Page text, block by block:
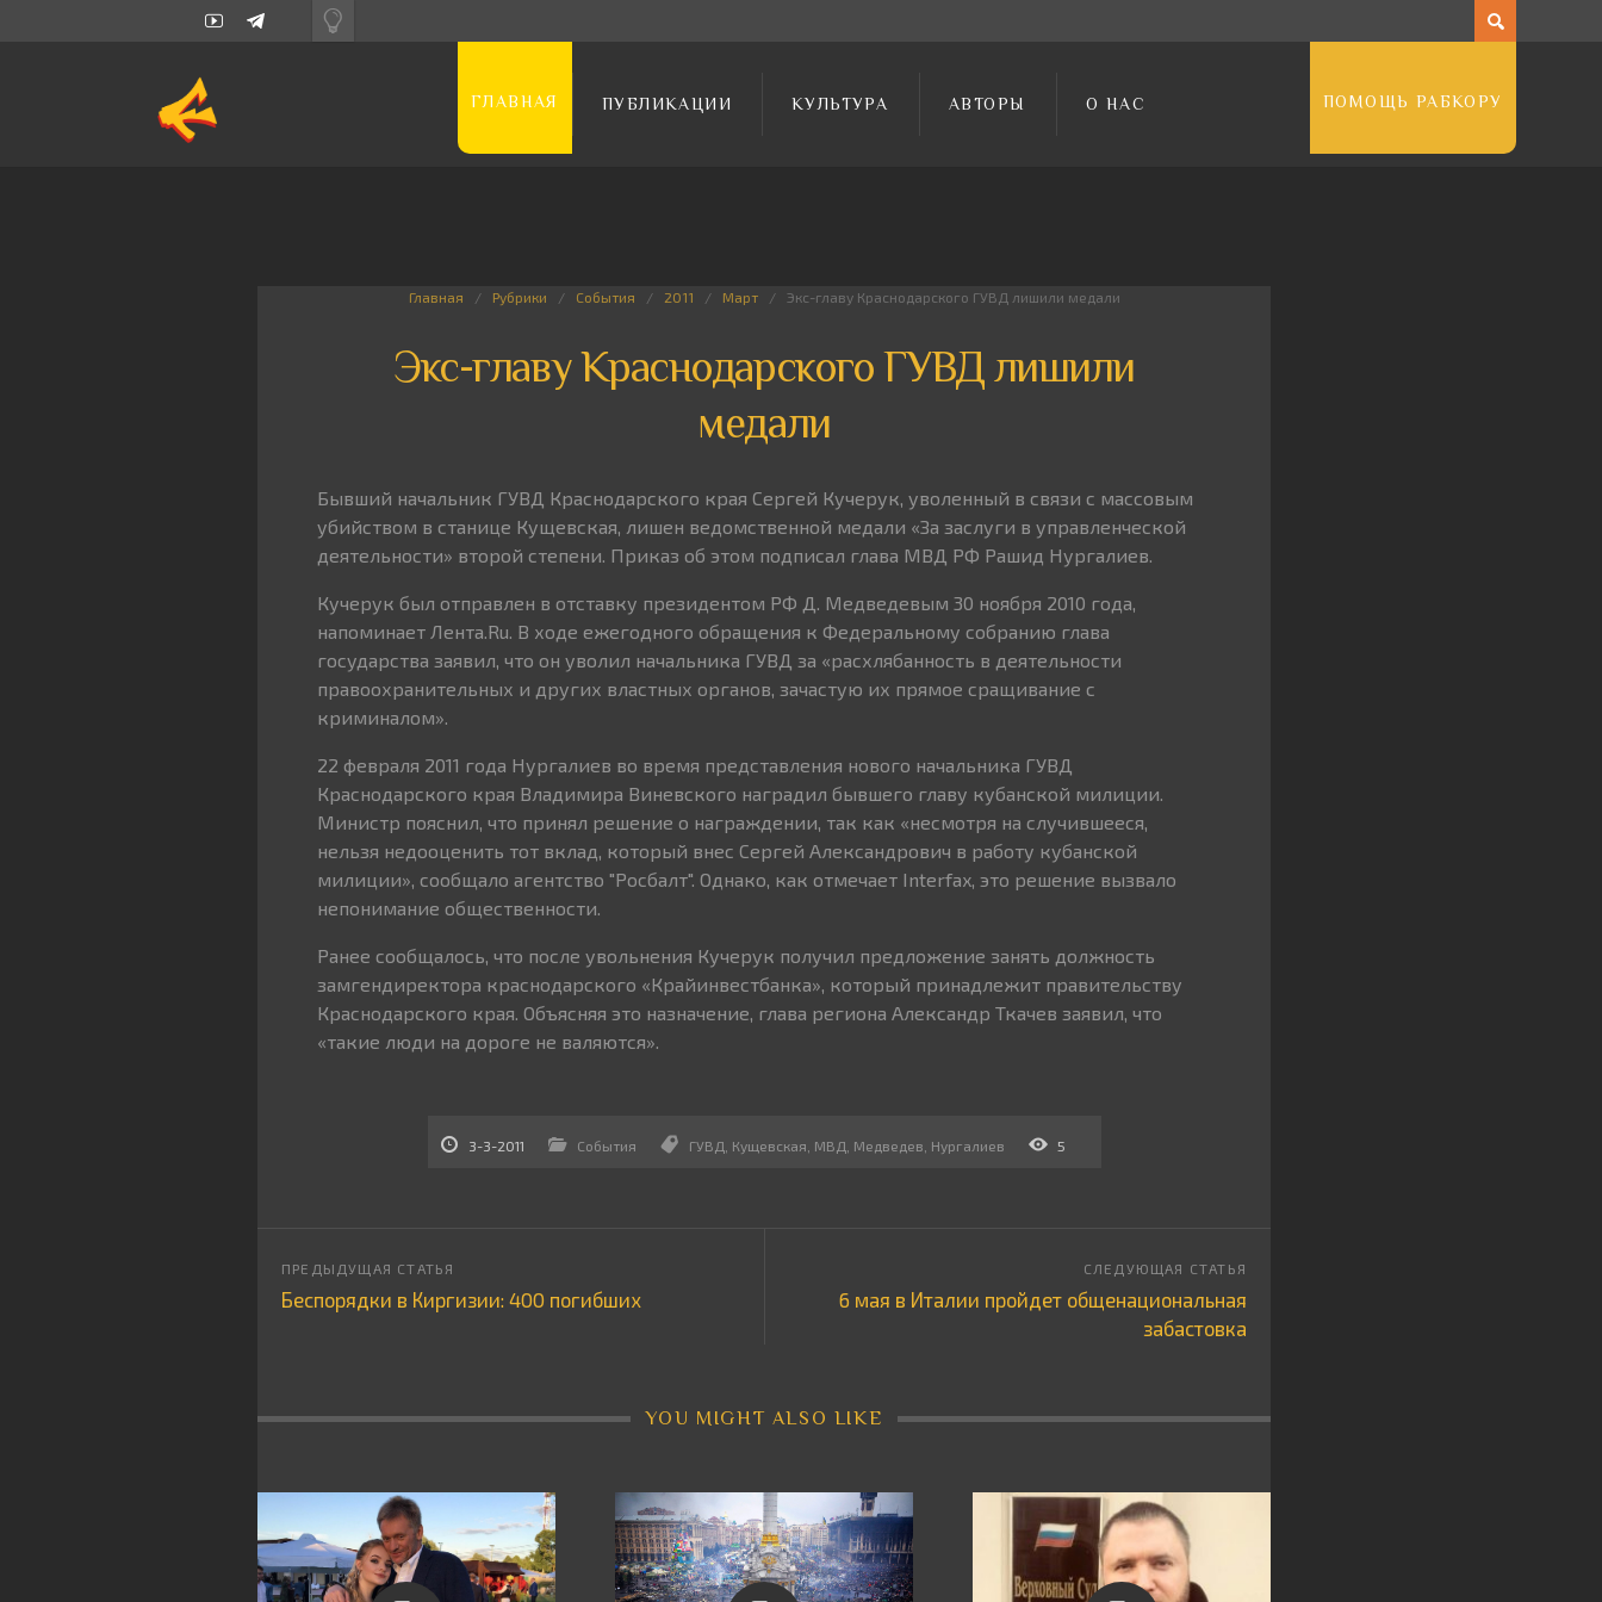
ГЛАВНАЯ ПУБЛИКАЦИИ КУЛЬТУРА АВТОРЫ О НАС ПОМОЩЬ РАБКОРУ
Главная Рубрики События 2011 Март Экс-главу Краснодарского ГУВД лишили медали
Экс-главу Краснодарского ГУВД лишили
медали
Бывший начальник ГУВД Краснодарского края Сергей Кучерук, уволенный в связи с массовым
убийством в станице Кущевская, лишен ведомственной медали «За заслуги в управленческой
деятельности» второй степени. Приказ об этом подписал глава МВД РФ Рашид Нургалиев.
Кучерук был отправлен в отставку президентом РФ Д. Медведевым 30 ноября 2010 года,
напоминает Лента.Ru. В ходе ежегодного обращения к Федеральному собранию глава
государства заявил, что он уволил начальника ГУВД за «расхлябанность в деятельности
правоохранительных и других властных органов, зачастую их прямое сращивание с
криминалом».
22 февраля 2011 года Нургалиев во время представления нового начальника ГУВД
Краснодарского края Владимира Виневского наградил бывшего главу кубанской милиции.
Министр пояснил, что принял решение о награждении, так как «несмотря на случившееся,
нельзя недооценить тот вклад, который внес Сергей Александрович в работу кубанской
милиции», сообщало агентство "Росбалт". Однако, как отмечает Interfax, это решение вызвало
непонимание общественности.
Ранее сообщалось, что после увольнения Кучерук получил предложение занять должность
замгендиректора краснодарского «Крайинвестбанка», который принадлежит правительству
Краснодарского края. Объясняя это назначение, глава региона Александр Ткачев заявил, что
«такие люди на дороге не валяются».
3-3-2011 События ГУВД Кущевская МВД Медведев Нургалиев 5
Беспорядки в Киргизии: 400 погибших
6 мая в Италии пройдет общенациональная
забастовка
YOU MIGHT ALSO LIKE